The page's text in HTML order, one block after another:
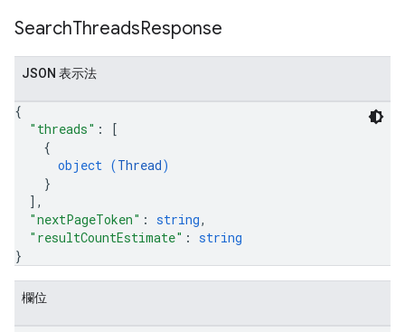
SearchThreadsResponse
JSON 表示法
{
"threads" :
[
{
object (Thread)
}
] ,
"nextPageToken" : string,
"resultCountEstimate" : string
}
欄位